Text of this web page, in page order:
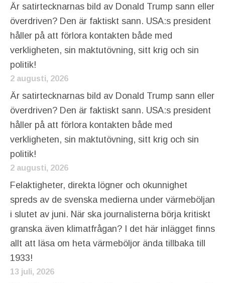
Är satirtecknarnas bild av Donald Trump sann eller
överdriven? Den är faktiskt sann. USA:s president
håller på att förlora kontakten både med
verkligheten, sin maktutövning, sitt krig och sin
politik!
2 augusti, 2026
Är satirtecknarnas bild av Donald Trump sann eller
överdriven? Den är faktiskt sann. USA:s president
håller på att förlora kontakten både med
verkligheten, sin maktutövning, sitt krig och sin
politik!
2 augusti, 2026
Felaktigheter, direkta lögner och okunnighet
spreds av de svenska medierna under värmeböljan
i slutet av juni. När ska journalisterna börja kritiskt
granska även klimatfrågan? I det här inlägget finns
allt att läsa om heta värmeböljor ända tillbaka till
1933!
13 juli, 2026